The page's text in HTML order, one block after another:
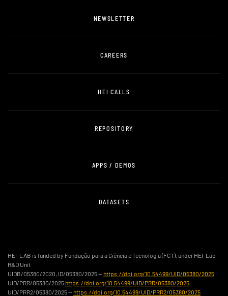
NEWSLETTER
CAREERS
HEI CALLS
REPOSITORY
APPS / DEMOS
DATASETS
HEI-LAB is funded by Fundação para a Ciência e Tecnologia (FCT), under HEI-Lab
R&D Unit
UIDB/05380/2020, ID/05380/2025 — https://doi.org/10.54499/UID/05380/2025
UID/PRR/05380/2025 https://doi.org/10.54499/UID/PRR/05380/2025
UID/PRR2/05380/2025 — https://doi.org/10.54499/UID/PRR2/05380/2025